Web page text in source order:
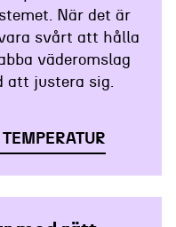
När det är
svårt att hålla
väderomslag
att justera sig.